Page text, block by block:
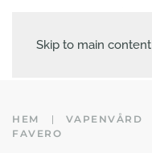
Skip to main content
HEM VAPENVÅRD
FAVERO